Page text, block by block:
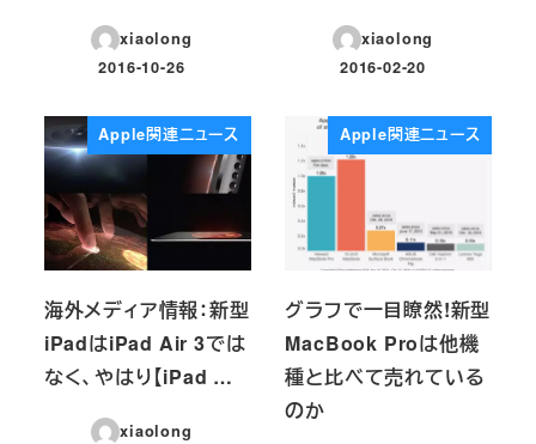
xiaolong
投稿日
2016-10-26
xiaolong
投稿日
2016-02-20
Apple関連ニュース
海外メディア情報：新型
iPadはiPad Air 3では
なく、やはり【iPad …
xiaolong
Apple関連ニュース
グラフで一目瞭然!新型
MacBook Proは他機
種と比べて売れている
のか